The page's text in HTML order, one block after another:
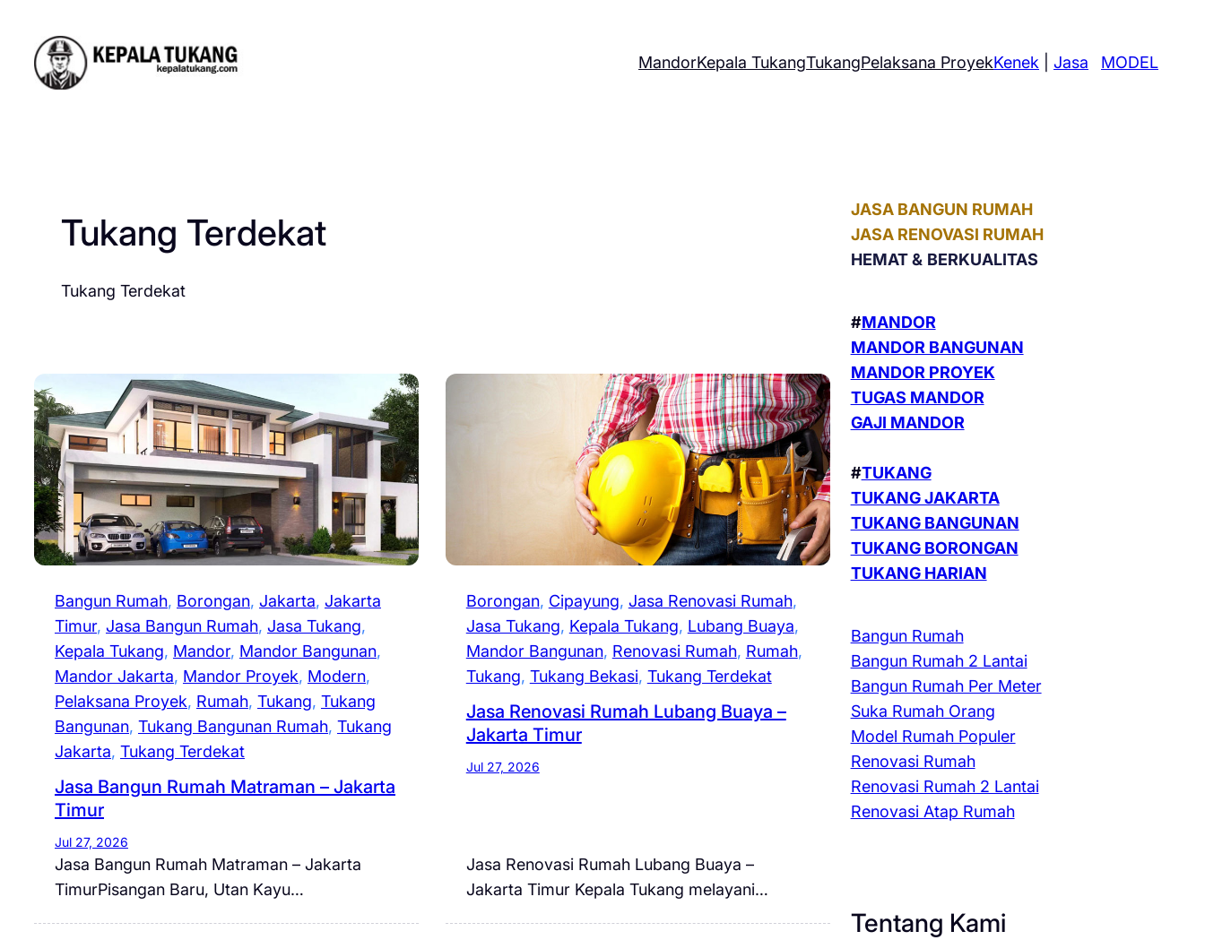
content
MandorKepala TukangTukangPelaksana ProyekKenek |Jasa MODEL
Tukang Terdekat
Tukang Terdekat
Bangun Rumah, Borongan, Jakarta, Jakarta
Timur, Jasa Bangun Rumah, Jasa Tukang
Kepala Tukang, Mandor, Mandor Bangunan
Mandor Jakarta, Mandor Proyek, Modern
Pelaksana Proyek, Rumah, Tukang, Tukang
Bangunan, Tukang Bangunan Rumah, Tukang
Jakarta, Tukang Terdekat
Jasa Bangun Rumah Matraman – Jakarta
Timur
Jul 27, 2026
Jasa Bangun Rumah Matraman – Jakarta
TimurPisangan Baru, Utan Kayu…
Borongan, Cipayung, Jasa Renovasi Rumah
Jasa Tukang, Kepala Tukang, Lubang Buaya
Mandor Bangunan, Renovasi Rumah, Rumah
Tukang, Tukang Bekasi, Tukang Terdekat
Jasa Renovasi Rumah Lubang Buaya –
Jakarta Timur
Jul 27, 2026
Jasa Renovasi Rumah Lubang Buaya –
Jakarta Timur Kepala Tukang melayani…
JASA BANGUN RUMAH
JASA RENOVASI RUMAH
HEMAT & BERKUALITAS
#MANDOR
MANDOR BANGUNAN
MANDOR PROYEK
TUGAS MANDOR
GAJI MANDOR
#TUKANG
TUKANG JAKARTA
TUKANG BANGUNAN
TUKANG BORONGAN
TUKANG HARIAN
Bangun Rumah
Bangun Rumah 2 Lantai
Bangun Rumah Per Meter
Suka Rumah Orang
Model Rumah Populer
Renovasi Rumah
Renovasi Rumah 2 Lantai
Renovasi Atap Rumah
Tentang Kami